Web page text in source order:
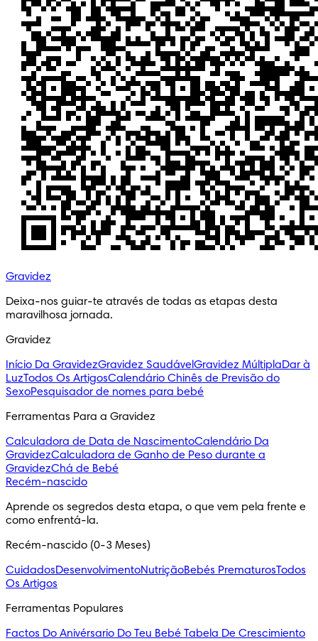
Gravidez
Deixa-nos guiar-te através de todas as etapas desta
maravilhosa jornada.
Gravidez
Início Da GravidezGravidez SaudávelGravidez MúltiplaDar à
LuzTodos Os ArtigosCalendário Chinês de Previsão do
SexoPesquisador de nomes para bebé
Ferramentas Para a Gravidez
Calculadora de Data de NascimentoCalendário Da
GravidezCalculadora de Ganho de Peso durante a
GravidezChá de Bebé
Recém-nascido
Aprende os segredos desta etapa, o que vem pela frente e
como enfrentá-la.
Recém-nascido (0-3 Meses)
CuidadosDesenvolvimentoNutriçãoBebés PrematurosTodos
Os Artigos
Ferramentas Populares
Factos Do Anivérsario Do Teu Bebé Tabela De Crescimiento